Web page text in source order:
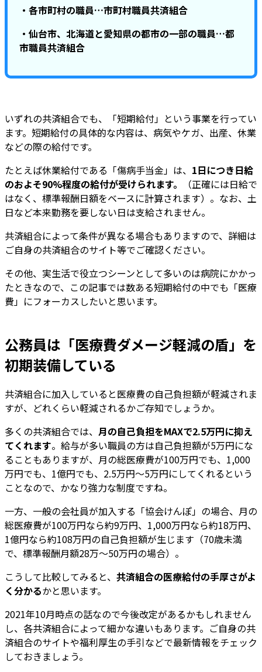
・各市町村の職員…市町村職員共済組合
・仙台市、北海道と愛知県の都市の一部の職員…都
市職員共済組合
いずれの共済組合でも、「短期給付」という事業を行ってい
ます。短期給付の具体的な内容は、病気やケガ、出産、休業
などの際の給付です。
たとえば休業給付である「傷病手当金」は、 1日につき日給
のおよそ90%程度の給付が受けられます。
（正確には日給で
はなく、標準報酬日額をベースに計算されます）。なお、土
日など本来勤務を要しない日は支給されません。
共済組合によって条件が異なる場合もありますので、詳細は
ご自身の共済組合のサイト等でご確認ください。
その他、実生活で役立つシーンとして多いのは病院にかかっ
たときなので、この記事では数ある短期給付の中でも「医療
費」にフォーカスしたいと思います。
公務員は「医療費ダメージ軽減の盾」を
初期装備している
共済組合に加入していると医療費の自己負担額が軽減されま
すが、どれくらい軽減されるかご存知でしょうか。
多くの共済組合では、 月の自己負担をMAXで2.5万円に抑え
てくれます。給与が多い職員の方は自己負担額が5万円にな
ることもありますが、月の総医療費が100万円でも、1,000
万円でも、1億円でも、2.5万円～5万円にしてくれるという
ことなので、かなり強力な制度ですね。
一方、一般の会社員が加入する「協会けんぽ」の場合、月の
総医療費が100万円なら約9万円、1,000万円なら約18万円、
1億円なら約108万円の自己負担額が生じます（70歳未満
で、標準報酬月額28万～50万円の場合）。
こうして比較してみると、 共済組合の医療給付の手厚さがよ
く分かるかと思います。
2021年10月時点の話なので今後改定があるかもしれません
し、各共済組合によって細かな違いもあります。ご自身の共
済組合のサイトや福利厚生の手引などで最新情報をチェック
しておきましょう。